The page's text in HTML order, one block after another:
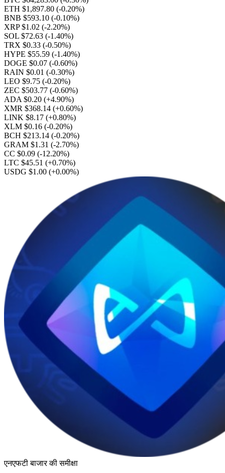
ETH $1,897.80 (-0.20%)
BNB $593.10 (-0.10%)
XRP $1.02 (-2.20%)
SOL $72.63 (-1.40%)
TRX $0.33 (-0.50%)
HYPE $55.59 (-1.40%)
DOGE $0.07 (-0.60%)
RAIN $0.01 (-0.30%)
LEO $9.75 (-0.20%)
ZEC $503.77 (-0.60%)
ADA $0.20 (+4.90%)
XMR $368.14 (+0.60%)
LINK $8.17 (+0.80%)
XLM $0.16 (-0.20%)
BCH $213.14 (-0.20%)
GRAM $1.31 (-2.70%)
CC $0.09 (-12.20%)
LTC $45.51 (+0.70%)
USDG $1.00 (+0.00%)
एनएफटी बाजार की समीक्षा